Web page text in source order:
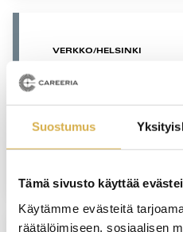
Suostumus
Tämä sivusto käyttää
Käytämme evästeitä
räätälöimiseen, sosiaalisen
VERKKO/HELSINKI
HR-assistentti |
ammattitutkinto,
palveluiden